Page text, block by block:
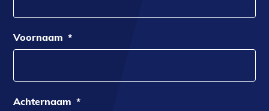
Voornaam *
Achternaam *